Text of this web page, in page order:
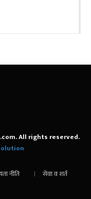
All rights reserved.
नीति सेवा व शर्त